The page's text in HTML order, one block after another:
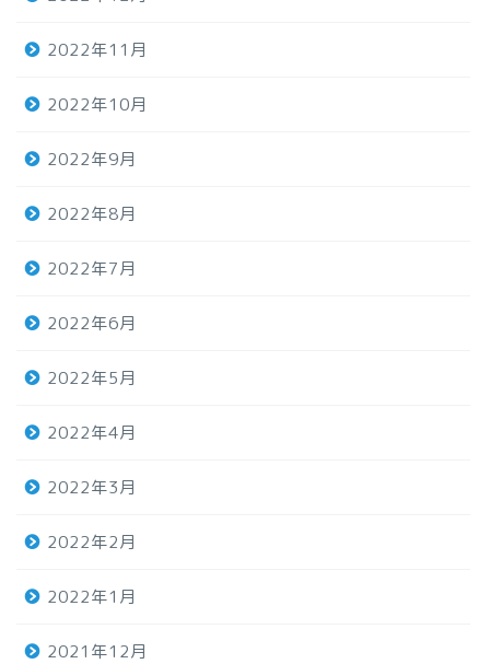
2022年11月
2022年10月
2022年9月
2022年8月
2022年7月
2022年6月
2022年5月
2022年4月
2022年3月
2022年2月
2022年1月
2021年12月